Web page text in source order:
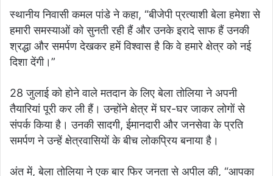
स्थानीय निवासी कमल पांडे ने कहा, “बीजेपी प्रत्याशी बेला हमेशा से
हमारी समस्याओं को सुनती रही हैं और उनके इरादे साफ हैं उनकी
श्रद्धा और समर्पण देखकर हमें विश्वास है कि वे हमारे क्षेत्र को नई
दिशा देंगी।”
28 जुलाई को होने वाले मतदान के लिए बेला तोलिया ने अपनी
तैयारियां पूरी कर ली हैं। उन्होंने क्षेत्र में घर-घर जाकर लोगों से
संपर्क किया है। उनकी सादगी, ईमानदारी और जनसेवा के प्रति
समर्पण ने उन्हें क्षेत्रवासियों के बीच लोकप्रिय बनाया है।
अंत में, बेला तोलिया ने एक बार फिर जनता से अपील की, “आपका